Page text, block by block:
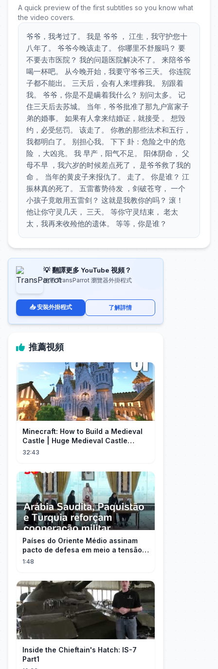
A quick preview of the first subtitles so you know what
the video covers.
爷爷，我考过了。 我是 爷爷 ， 江生，我守护您十
八年了。 爷爷今晚该走了。 你哪里不舒服吗？ 要
不要去市医院？ 我的问题医院解决不了。 来陪爷爷
喝一杯吧。 从今晚开始，我要守爷爷三天。 你连院
子都不能出。 三天后，会有人来埋葬我。 别跟着
我。 爷爷，你是不是瞒着我什么？ 别问太多。 记
住三天后去苏城。 当年，爷爷批准了那九户富家子
弟的婚事。 如果有人拿来结婚证，就接受 。 想毁
约，必受惩罚。 该走了。 你教的那些法术和五行，
我都明白了。 别担心我。 下下 卦：危险之中的危
险 ，大凶兆。 我 早产，阳气不足。 阳体阴命， 父
母不早 ，我六岁的时候差点死了， 是爷爷救了我的
命 。 当年的黄皮子来报仇了。 走了。 你是谁？ 江
振林真的死了。 五雷蓄势待发 ，剑破苍穹， 一个
小孩子竟敢用五雷剑？ 这就是我教你的吗？ 滚！
他让你守灵几天， 三天。 等你守灵结束， 老太
太，我再来收殓他的遗体。 等等，你是谁？
💡 翻譯更多 YouTube 視頻？
使用 TransParrot 瀏覽器外掛程式
📥 安裝外掛程式 了解詳情
推薦視頻
Minecraft: How to Build a Medieval
Castle | Huge Medieval Castle
Tutorial - Part 1
32:43
Países do Oriente Médio assinam
pacto de defesa em meio a tensão
com Irã
1:48
Inside the Chieftain's Hatch: IS-7
Part1